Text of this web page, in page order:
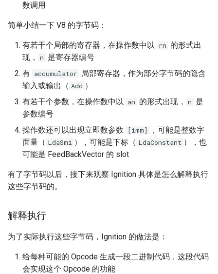
数调用
简单小结一下 V8 的字节码：
有若干个局部的寄存器，在操作数中以 rn 的形式出
现，
n 是寄存器编号
有 accumulator
局部寄存器，作为部分字节码的隐含
输入或输出（ Add ）
有若干个参数，在操作数中以 an 的形式出现， n 是
参数编号
操作数还可以出现立即数参数
[imm]
，可能是整数字
面量（ LdaSmi ），可能是下标（ LdaConstant ），也
可能是 FeedBackVector 的 slot
有了字节码以后，接下来观察 Ignition 具体是怎么解释执行
这些字节码的。
解释执行
为了实际执行这些字节码，Ignition 的做法是：
给每种可能的 Opcode 生成一段二进制代码，这段代码
会实现这个 Opcode 的功能